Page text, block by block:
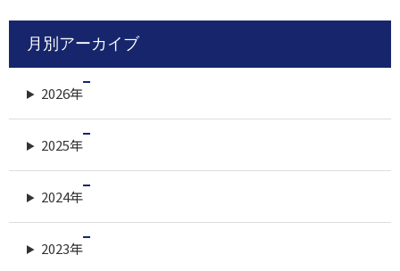
月別アーカイブ
2026年
2025年
2024年
2023年